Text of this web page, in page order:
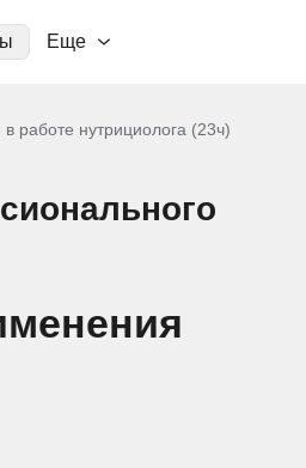
Еще
работе нутрициолога (23ч)